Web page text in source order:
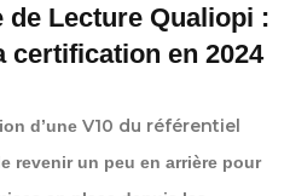
de Lecture Qualiopi :
certification en 2024
d’une V10 du référentiel
revenir un peu en arrière pour